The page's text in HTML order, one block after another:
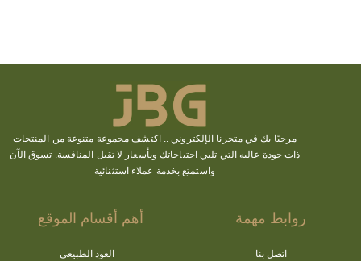
مرحبًا بك في متجرنا الإلكتروني .. اكتشفمجموعة متنوعة من المنتجات
ذات جودة عاليه التي تلبي احتياجاتك وبأسعار لا تقبل المنافسة. تسوق الآن
واستمتع بخدمة عملاء استثنائية
أهم أقسام الموقع
العود الطبيعي
روابط مهمة
اتصل بنا